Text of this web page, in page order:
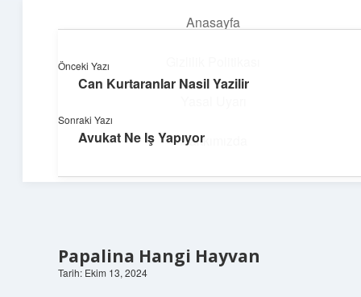
Anasayfa
Hakkımızda
Papalina Hangi Hayvan
Tarih: Ekim 13, 2024
Önceki Yazı
Can Kurtaranlar Nasil Yazilir
Sonraki Yazı
Avukat Ne Iş Yapıyor